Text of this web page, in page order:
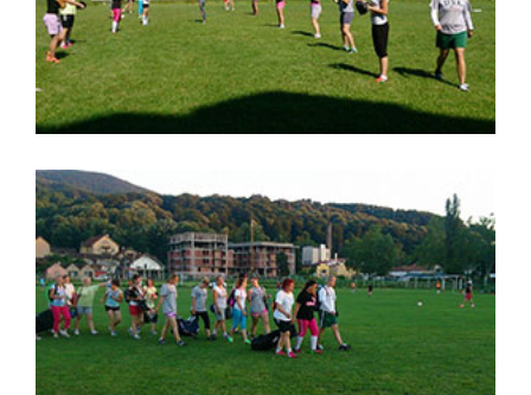
trening
Banja Koviljača
Softbol kadetska reprezentacija
softbol
softball